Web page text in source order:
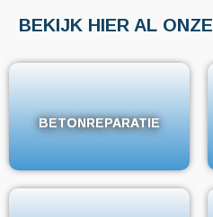
BEKIJK HIER AL ONZE
BETONREPARATIE
BETONREPARATIE